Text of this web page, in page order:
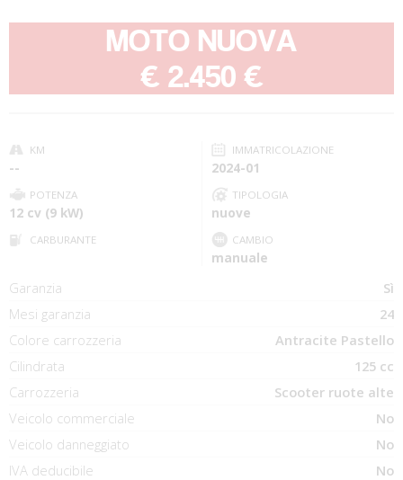
MOTO NUOVA
€ 2.450 €
KM
--
IMMATRICOLAZIONE
2024-01
POTENZA
12 cv (9 kW)
TIPOLOGIA
nuove
CARBURANTE CAMBIO
manuale
Garanzia
Sì
Mesi garanzia
24
Colore carrozzeria
Antracite Pastello
Cilindrata
125 cc
Carrozzeria
Scooter ruote alte
Veicolo commerciale
No
Veicolo danneggiato
No
IVA deducibile
No